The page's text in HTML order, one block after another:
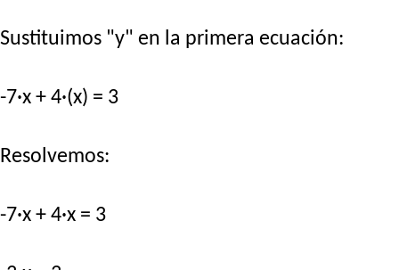
Sustituimos "y" en la primera ecuación:
-7·x + 4·(x) = 3
Resolvemos:
-7·x + 4·x = 3